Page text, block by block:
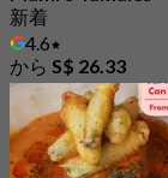
新着
4.6
から S$ 26.33